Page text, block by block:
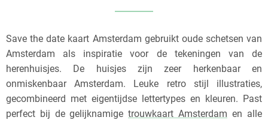
Save the date kaart Amsterdam gebruikt oude schetsen van
Amsterdam als inspiratie voor de tekeningen van de
herenhuisjes. De huisjes zijn zeer herkenbaar en
onmiskenbaar Amsterdam. Leuke retro stijl illustraties,
gecombineerd met eigentijdse lettertypes en kleuren. Past
perfect bij de gelijknamige trouwkaart Amsterdam en alle